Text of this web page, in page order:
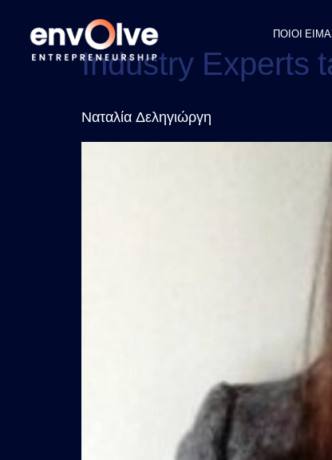
ΠΟΙΟΙ
Industry Experts
Ναταλία Δεληγιώργη